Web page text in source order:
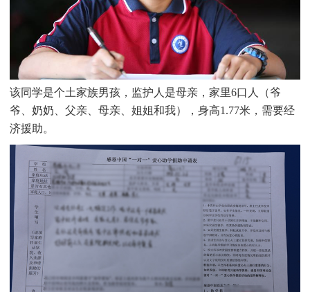
该同学是个土家族男孩，监护人是母亲，家里6口人（爷
爷、奶奶、父亲、母亲、姐姐和我），身高1.77米，需要经
济援助。